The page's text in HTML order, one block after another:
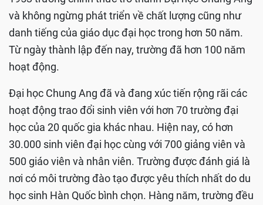
và không ngừng phát triển về chất lượng cũng như
danh tiếng của giáo dục đại học trong hơn 50 năm.
Từ ngày thành lập đến nay, trường đã hơn 100 năm
hoạt động.
Đại học Chung Ang đã và đang xúc tiến rộng rãi các
hoạt động trao đổi sinh viên với hơn 70 trường đại
học của 20 quốc gia khác nhau. Hiện nay, có hơn
30.000 sinh viên đại học cùng với 700 giảng viên và
500 giáo viên và nhân viên. Trường được đánh giá là
nơi có môi trường đào tạo được yêu thích nhất do du
học sinh Hàn Quốc bình chọn. Hàng năm, trường đều